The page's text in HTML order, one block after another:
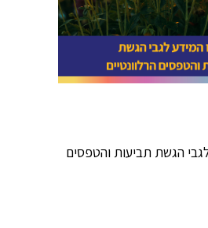
הגשת תביעות והטפסים